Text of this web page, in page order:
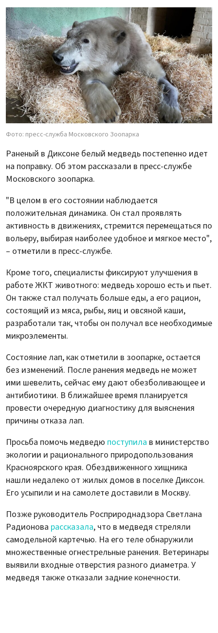
Фото: пресс-служба Московского Зоопарка
Раненый в Диксоне белый медведь постепенно идет
на поправку. Об этом рассказали в пресс-службе
Московского зоопарка.
"В целом в его состоянии наблюдается
положительная динамика. Он стал проявлять
активность в движениях, стремится перемещаться по
вольеру, выбирая наиболее удобное и мягкое место",
– отметили в пресс-службе.
Кроме того, специалисты фиксируют улучшения в
работе ЖКТ животного: медведь хорошо есть и пьет.
Он также стал получать больше еды, а его рацион,
состоящий из мяса, рыбы, яиц и овсяной каши,
разработали так, чтобы он получал все необходимые
микроэлементы.
Состояние лап, как отметили в зоопарке, остается
без изменений. После ранения медведь не может
ими шевелить, сейчас ему дают обезболивающее и
антибиотики. В ближайшее время планируется
провести очередную диагностику для выяснения
причины отказа лап.
Просьба помочь медведю поступила в министерство
экологии и рационального природопользования
Красноярского края. Обездвиженного хищника
нашли недалеко от жилых домов в поселке Диксон.
Его усыпили и на самолете доставили в Москву.
Позже руководитель Росприроднадзора Светлана
Радионова рассказала, что в медведя стреляли
самодельной картечью. На его теле обнаружили
множественные огнестрельные ранения. Ветеринары
выявили входные отверстия разного диаметра. У
медведя также отказали задние конечности.